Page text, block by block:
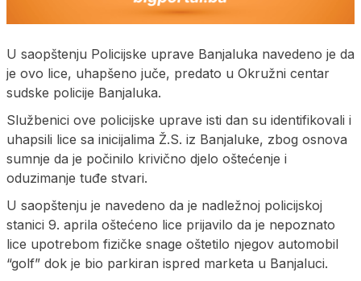
U saopštenju Policijske uprave Banjaluka navedeno je da
je ovo lice, uhapšeno juče, predato u Okružni centar
sudske policije Banjaluka.
Službenici ove policijske uprave isti dan su identifikovali i
uhapsili lice sa inicijalima Ž.S. iz Banjaluke, zbog osnova
sumnje da je počinilo krivično djelo oštećenje i
oduzimanje tuđe stvari.
U saopštenju je navedeno da je nadležnoj policijskoj
stanici 9. aprila oštećeno lice prijavilo da je nepoznato
lice upotrebom fizičke snage oštetilo njegov automobil
“golf” dok je bio parkiran ispred marketa u Banjaluci.